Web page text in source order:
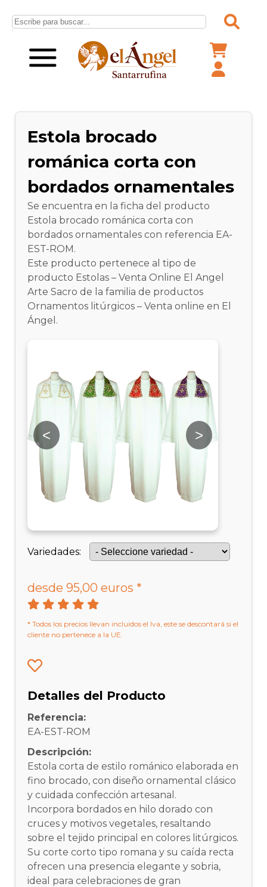
Estola brocado
románica corta con
bordados ornamentales
Se encuentra en la ficha del producto
Estola brocado románica corta con
bordados ornamentales con referencia EA-
EST-ROM.
Este producto pertenece al tipo de
producto Estolas – Venta Online El Angel
Arte Sacro de la familia de productos
Ornamentos litúrgicos – Venta online en El
Ángel.
< >
Variedades:
desde 95,00 euros *
* Todos los precios llevan incluidos el Iva, este se descontará si el
cliente no pertenece a la UE.
Detalles del Producto
Referencia:
EA-EST-ROM
Descripción:
Estola corta de estilo románico elaborada en
fino brocado, con diseño ornamental clásico
y cuidada confección artesanal.
Incorpora bordados en hilo dorado con
cruces y motivos vegetales, resaltando
sobre el tejido principal en colores litúrgicos.
Su corte corto tipo romana y su caída recta
ofrecen una presencia elegante y sobria,
ideal para celebraciones de gran